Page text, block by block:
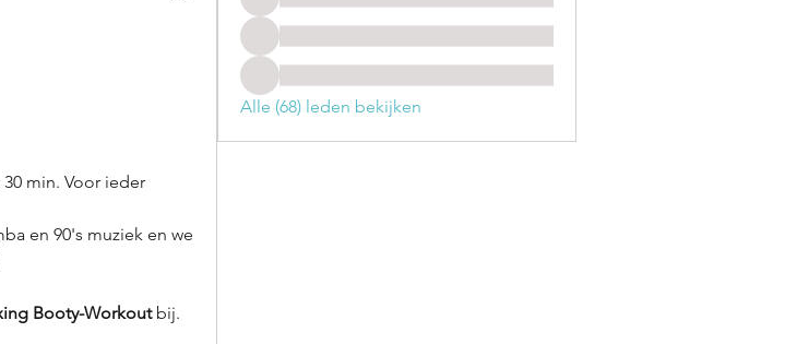
min. Voor ieder
en 90's muziek en we
Booty-Workout bij.
Alle (68) leden bekijken